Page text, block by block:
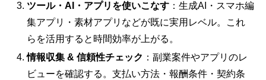
ツール・AI・アプリを使いこなす ：生成AI・スマホ編
集アプリ・素材アプリなどが既に実用レベル。これ
らを活用すると時間効率が上がる。
情報収集 & 信頼性チェック ：副業案件やアプリのレ
ビューを確認する。支払い方法・報酬条件・契約条